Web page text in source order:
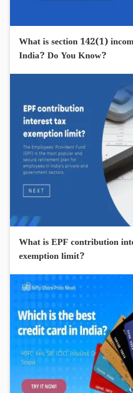
What is section 142(1)
India? Do You Know?
What is EPF contribution
exemption limit?